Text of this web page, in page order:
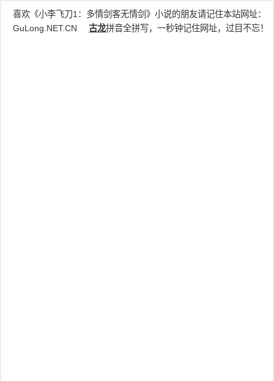
喜欢《小李飞刀1：多情剑客无情剑》小说的朋友请记住本站网址：
GuLong.NET.CN
古龙拼音全拼写，一秒钟记住网址，过目不忘！